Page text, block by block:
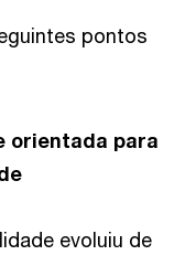
pontos
orientada para
evoluiu de